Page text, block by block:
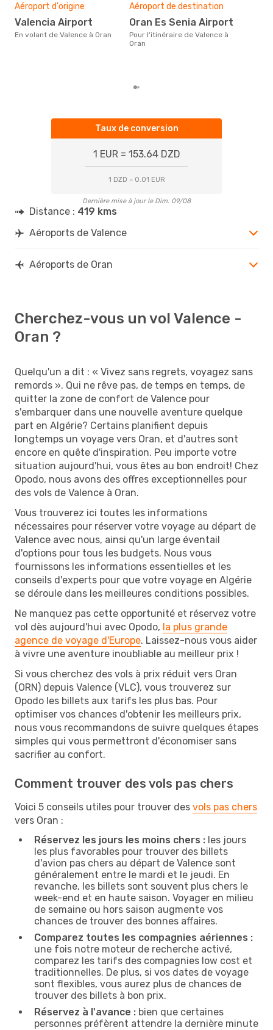
Aéroport d'origine
Valencia Airport
En volant de Valence à Oran
Aéroport de destination
Oran Es Senia Airport
Pour l'itinéraire de Valence à
Oran
Taux de conversion
1 EUR = 153.64 DZD
1 DZD = 0.01 EUR
Dernière mise à jour le Dim. 09/08
Distance : 419 kms
Aéroports de Valence
Aéroports de Oran
Cherchez-vous un vol Valence -
Oran ?
Quelqu'un a dit : « Vivez sans regrets, voyagez sans
remords ». Qui ne rêve pas, de temps en temps, de
quitter la zone de confort de Valence pour
s'embarquer dans une nouvelle aventure quelque
part en Algérie? Certains planifient depuis
longtemps un voyage vers Oran, et d'autres sont
encore en quête d'inspiration. Peu importe votre
situation aujourd'hui, vous êtes au bon endroit! Chez
Opodo, nous avons des offres exceptionnelles pour
des vols de Valence à Oran.
Vous trouverez ici toutes les informations
nécessaires pour réserver votre voyage au départ de
Valence avec nous, ainsi qu'un large éventail
d'options pour tous les budgets. Nous vous
fournissons les informations essentielles et les
conseils d'experts pour que votre voyage en Algérie
se déroule dans les meilleures conditions possibles.
Ne manquez pas cette opportunité et réservez votre
vol dès aujourd'hui avec Opodo, la plus grande
agence de voyage d'Europe. Laissez-nous vous aider
à vivre une aventure inoubliable au meilleur prix !
Si vous cherchez des vols à prix réduit vers Oran
(ORN) depuis Valence (VLC), vous trouverez sur
Opodo les billets aux tarifs les plus bas. Pour
optimiser vos chances d'obtenir les meilleurs prix,
nous vous recommandons de suivre quelques étapes
simples qui vous permettront d'économiser sans
sacrifier au confort.
Comment trouver des vols pas chers
Voici 5 conseils utiles pour trouver des vols pas chers
vers Oran :
Réservez les jours les moins chers : les jours
les plus favorables pour trouver des billets
d'avion pas chers au départ de Valence sont
généralement entre le mardi et le jeudi. En
revanche, les billets sont souvent plus chers le
week-end et en haute saison. Voyager en milieu
de semaine ou hors saison augmente vos
chances de trouver des bonnes affaires.
Comparez toutes les compagnies aériennes :
une fois notre moteur de recherche activé,
comparez les tarifs des compagnies low cost et
traditionnelles. De plus, si vos dates de voyage
sont flexibles, vous aurez plus de chances de
trouver des billets à bon prix.
Réservez à l'avance : bien que certaines
personnes préfèrent attendre la dernière minute